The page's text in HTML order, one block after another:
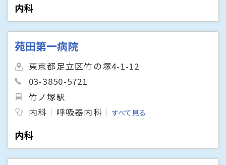
内科
苑田第一病院
東京都足立区竹の塚4-1-12
03-3850-5721
竹ノ塚駅
内科
呼吸器内科 すべて見る
内科